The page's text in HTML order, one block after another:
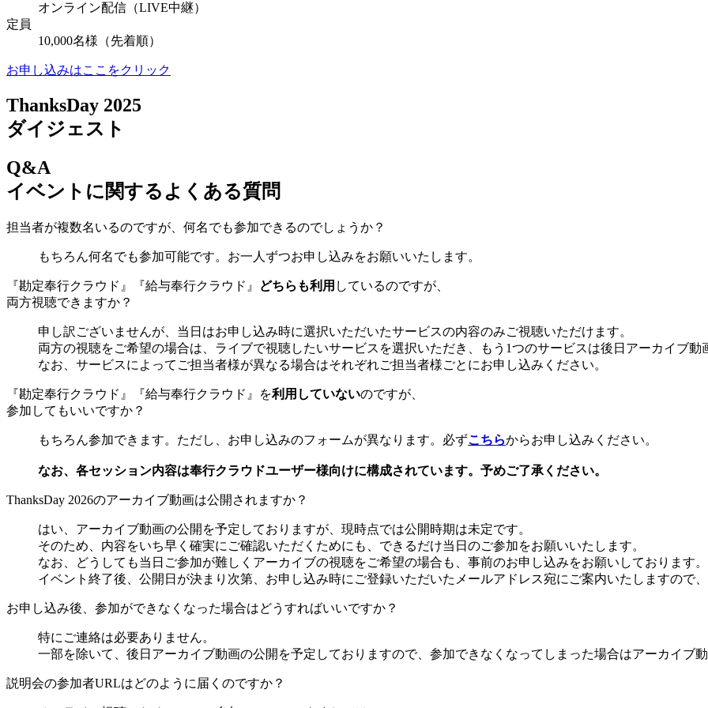
オンライン配信（LIVE中継）
定員
10,000名様（先着順）
お申し込みはここをクリック
ThanksDay 2025
ダイジェスト
Q&A
イベントに関するよくある質問
担当者が複数名いるのですが、何名でも参加できるのでしょうか？
もちろん何名でも参加可能です。お一人ずつお申し込みをお願いいたします。
『勘定奉行クラウド』『給与奉行クラウド』 どちらも利用 しているのですが、
両方視聴できますか？
申し訳ございませんが、当日はお申し込み時に選択いただいたサービスの内容のみご視聴いただけます。
両方の視聴をご希望の場合は、ライブで視聴したいサービスを選択いただき、もう1つのサービスは後日アーカイブ動
なお、サービスによってご担当者様が異なる場合はそれぞれご担当者様ごとにお申し込みください。
『勘定奉行クラウド』『給与奉行クラウド』を利用していないのですが、
参加してもいいですか？
もちろん参加できます。ただし、お申し込みのフォームが異なります。必ずこちらからお申し込みください。
なお、各セッション内容は奉行クラウドユーザー様向けに構成されています。予めご了承ください。
ThanksDay 2026のアーカイブ動画は公開されますか？
はい、アーカイブ動画の公開を予定しておりますが、現時点では公開時期は未定です。
そのため、内容をいち早く確実にご確認いただくためにも、できるだけ当日のご参加をお願いいたします。
なお、どうしても当日ご参加が難しくアーカイブの視聴をご希望の場合も、事前のお申し込みをお願いしております。
イベント終了後、公開日が決まり次第、お申し込み時にご登録いただいたメールアドレス宛にご案内いたしますので
お申し込み後、参加ができなくなった場合はどうすればいいですか？
特にご連絡は必要ありません。
一部を除いて、後日アーカイブ動画の公開を予定しておりますので、参加できなくなってしまった場合はアーカイブ動
説明会の参加者URLはどのように届くのですか？